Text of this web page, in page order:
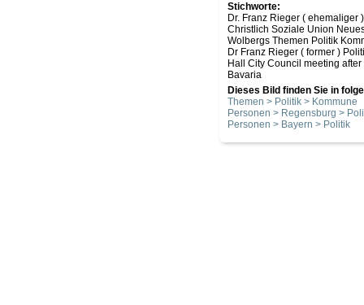
Stichworte:
Dr. Franz Rieger (
Christlich Soziale Union
Wolbergs Themen Politik
Dr Franz Rieger ( former )
Hall City Council meeting
Bavaria
Dieses Bild finden Sie in
Themen > Politik > Kommune
Personen > Regensburg >
Personen > Bayern > Politik